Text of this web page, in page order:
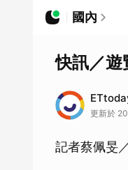
國內
快訊／
更新於
記者蔡佩旻